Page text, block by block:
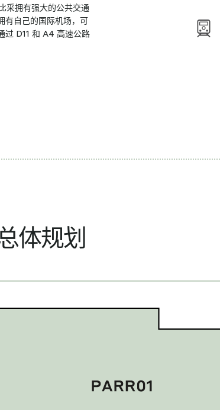
采拥有强大的公共交通
有自己的国际机场，可
过 D11 和 A4 高速公路
体规划